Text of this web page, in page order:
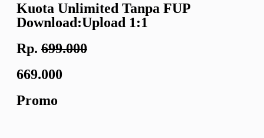
Kuota Unlimited Tanpa FUP
Download:Upload 1:1
Rp. 699.000
669.000
Promo